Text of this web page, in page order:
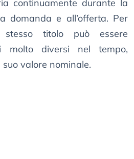
continuamente durante la
domanda e all’offerta. Per
titolo può essere
molto diversi nel tempo,
valore nominale.